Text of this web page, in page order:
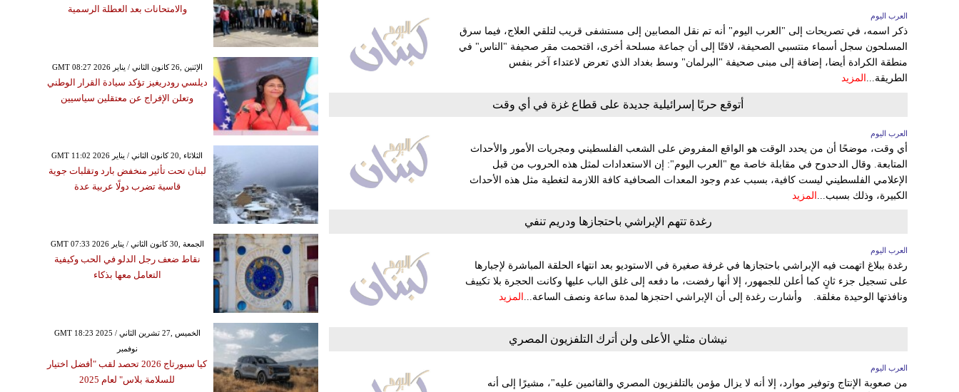
العرب اليوم
ذكر اسمه، في تصريحات إلى "العرب اليوم" أنه تم نقل المصابين إلى مستشفى قريب لتلقي العلاج، فيما سرق
المسلحون سجل أسماء منتسبي الصحيفة، لافتًا إلى أن جماعة مسلحة أخرى، اقتحمت مقر صحيفة "الناس" في
منطقة الكرادة أيضا، إضافة إلى مبنى صحيفة "البرلمان" وسط بغداد الذي تعرض لاعتداء آخر بنفس
الطريقة... المزيد
أتوقع حربًا إسرائيلية جديدة على قطاع غزة في أي وقت
العرب اليوم
أي وقت، موضحًا أن من يحدد الوقت هو الواقع المفروض على الشعب الفلسطيني ومجريات الأمور والأحداث
المتابعة. وقال الدحدوح في مقابلة خاصة مع "العرب اليوم": إن الاستعدادات لمثل هذه الحروب من قبل
الإعلامي الفلسطيني ليست كافية، بسبب عدم وجود المعدات الصحافية كافة اللازمة لتغطية مثل هذه الأحداث
الكبيرة، وذلك بسبب...
المزيد
رغدة تتهم الإبراشي باحتجازها ودريم تنفي
العرب اليوم
رغدة ببلاغ اتهمت فيه الإبراشي باحتجازها في غرفة صغيرة في الاستوديو بعد انتهاء الحلقة المباشرة لإجبارها
على تسجيل جزء ثانٍ كما أعلن للجمهور، إلا أنها رفضت، ما دفعه إلى غلق الباب عليها وكانت الحجرة بلا تكييف
ونافذتها الوحيدة مغلقة. وأشارت رغدة إلى أن الإبراشي احتجزها لمدة ساعة ونصف الساعة... المزيد
نيشان مثلي الأعلى ولن أترك التلفزيون المصري
العرب اليوم
من صعوبة الإنتاج وتوفير موارد، إلا أنه لا يزال مؤمن بالتلفزيون المصري والقائمين عليه"، مشيرًا إلى أنه
والامتحانات بعد العطلة الرسمية
GMT 08:27 2026 الإثنين ,26 كانون الثاني / يناير
ديلسي رودريغيز تؤكد سيادة القرار الوطني
وتعلن الإفراج عن معتقلين سياسيين
GMT 11:02 2026 الثلاثاء ,20 كانون الثاني / يناير
لبنان تحت تأثير منخفض بارد وتقلبات جوية
قاسية تضرب دولًا عربية عدة
GMT 07:33 2026 الجمعة ,30 كانون الثاني / يناير
نقاط ضعف رجل الدلو في الحب وكيفية
التعامل معها بذكاء
GMT 18:23 2025 الخميس ,27 تشرين الثاني /
نوفمبر
كيا سبورتاج 2026 تحصد لقب "أفضل اختيار
للسلامة بلاس" لعام 2025